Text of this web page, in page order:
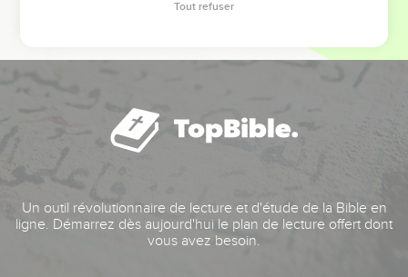
Un outil révolutionnaire de lecture et d'étude de la Bible en
ligne. Démarrez dès aujourd'hui le plan de lecture offert dont
vous avez besoin.
Tout refuser